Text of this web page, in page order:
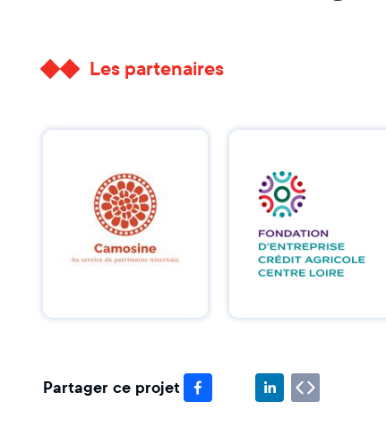
Les partenaires
Partager ce projet